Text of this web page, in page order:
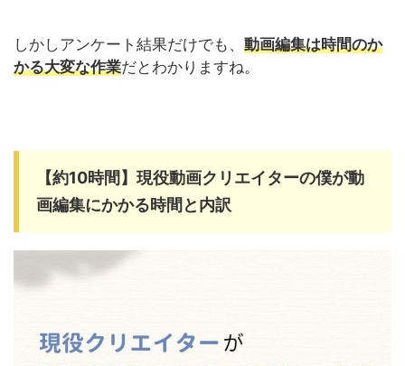
しかしアンケート結果だけでも、 動画編集は時間のか
かる大変な作業だとわかりますね。
【約10時間】現役動画クリエイターの僕が動
画編集にかかる時間と内訳